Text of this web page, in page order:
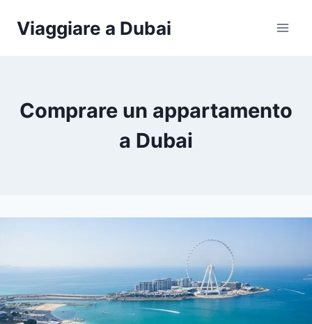
Viaggiare a Dubai
Comprare un appartamento
a Dubai